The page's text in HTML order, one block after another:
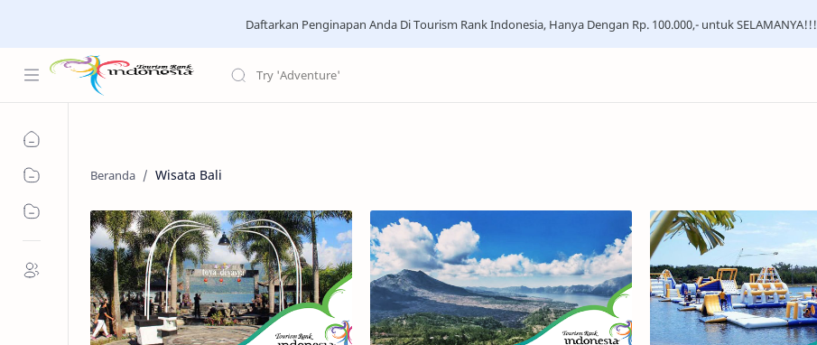
Daftarkan Penginapan Anda Di Tourism Rank Indonesia, Hanya Dengan Rp. 100.000,- untuk SELAMANYA!!!
Wisata Bali